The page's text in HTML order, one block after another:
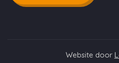
Website door